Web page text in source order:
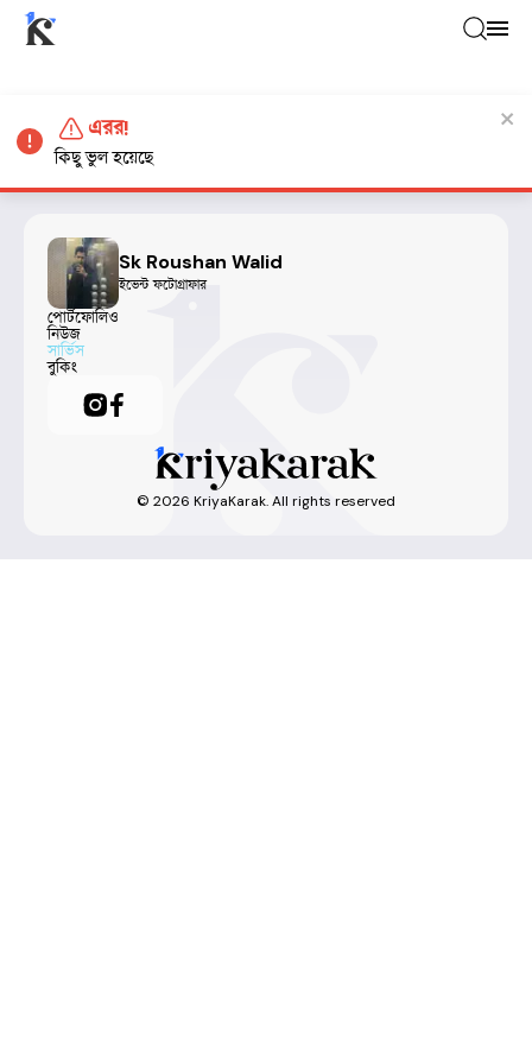
Sk Roushan Walid
ইভেন্ট ফটোগ্রাফার
পোর্টফোলিও
নিউজ
সার্ভিস
বুকিং
© 2026 KriyaKarak. All rights reserved
এরর!
কিছু ভুল হয়েছে